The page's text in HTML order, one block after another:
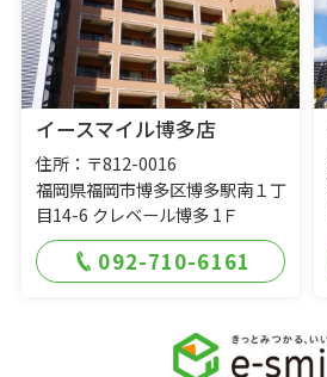
イースマイル博多店
住所：〒812-0016
福岡県福岡市博多区博多駅南１丁
目14-6 クレベール博多 1Ｆ
092-710-6161